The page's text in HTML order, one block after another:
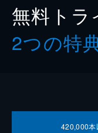
無料トラ
2つの特
420,000本